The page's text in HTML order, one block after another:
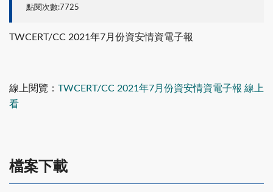
點閱次數:7725
TWCERT/CC 2021年7月份資安情資電子報
線上閱覽： TWCERT/CC 2021年7月份資安情資電子報 線上
看
檔案下載